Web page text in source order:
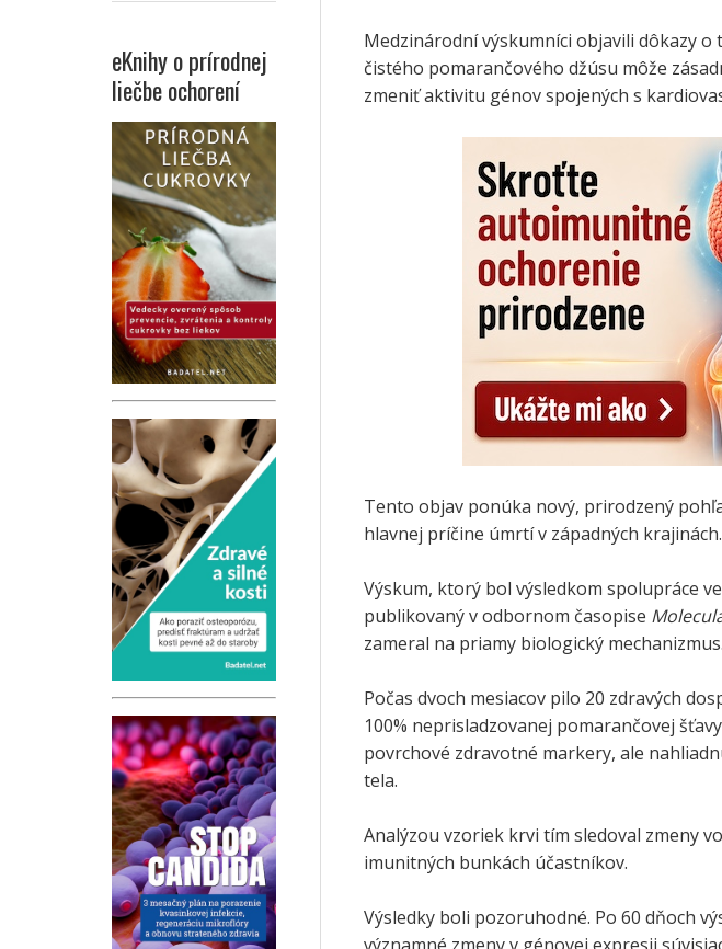
Medzinárodní výskumníci objavili dôkazy o
čistého pomarančového džúsu môže
zmeniť aktivitu génov spojených s
Tento objav ponúka nový, prirodzený
hlavnej príčine úmrtí v západných krajinách.
Výskum, ktorý bol výsledkom spolupráce
publikovaný v odbornom časopise
zameral na priamy biologický mechanizmus.
Počas dvoch mesiacov pilo 20 zdravých
100% neprisladzovanej pomarančovej
povrchové zdravotné markery, ale
tela.
Analýzou vzoriek krvi tím sledoval zmeny
imunitných bunkách účastníkov.
Výsledky boli pozoruhodné. Po 60 dňoch
eKnihy o prírodnej
liečbe ochorení